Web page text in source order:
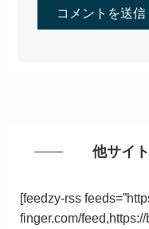
他サイ
[feedzy-rss
finger.com/